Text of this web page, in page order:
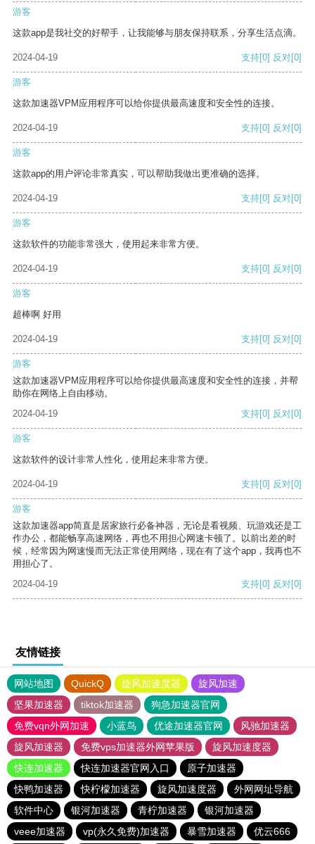
游客
这款app是我社交的好帮手，让我能够与朋友保持联系，分享生活点滴。
2024-04-19 支持[0] 反对[0]
游客
这款加速器VPM应用程序可以给你提供最高速度和安全性的连接。
2024-04-19 支持[0] 反对[0]
游客
这款app的用户评论非常真实，可以帮助我做出更准确的选择。
2024-04-19 支持[0] 反对[0]
游客
这款软件的功能非常强大，使用起来非常方便。
2024-04-19 支持[0] 反对[0]
游客
超棒啊 好用
2024-04-19 支持[0] 反对[0]
游客
这款加速器VPM应用程序可以给你提供最高速度和安全性的连接，并帮
助你在网络上自由移动。
2024-04-19
支持[0] 反对[0]
游客
这款软件的设计非常人性化，使用起来非常方便。
2024-04-19 支持[0] 反对[0]
游客
这款加速器app简直是居家旅行必备神器，无论是看视频、玩游戏还是工
作办公，都能畅享高速网络，再也不用担心网速卡顿了。以前出差的时
候，经常因为网速慢而无法正常使用网络，现在有了这个app，我再也不
用担心了。
2024-04-19
支持[0] 反对[0]
友情链接
网站地图 QuickQ 旋风加速度器
旋风加速
坚果加速器
tiktok加速器
狗急加速器官网
免费vqn外网加速
小蓝鸟 优途加速器官网
风驰加速器
旋风加速器
免费vps加速器外网苹果版
旋风加速度器
快连加速器
快连加速器官网入口
原子加速器
快鸭加速器
快柠檬加速器 旋风加速度器
外网网址导航
软件中心
银河加速器 青柠加速器
银河加速器
veee加速器
vp(永久免费)加速器 暴雪加速器 优云666